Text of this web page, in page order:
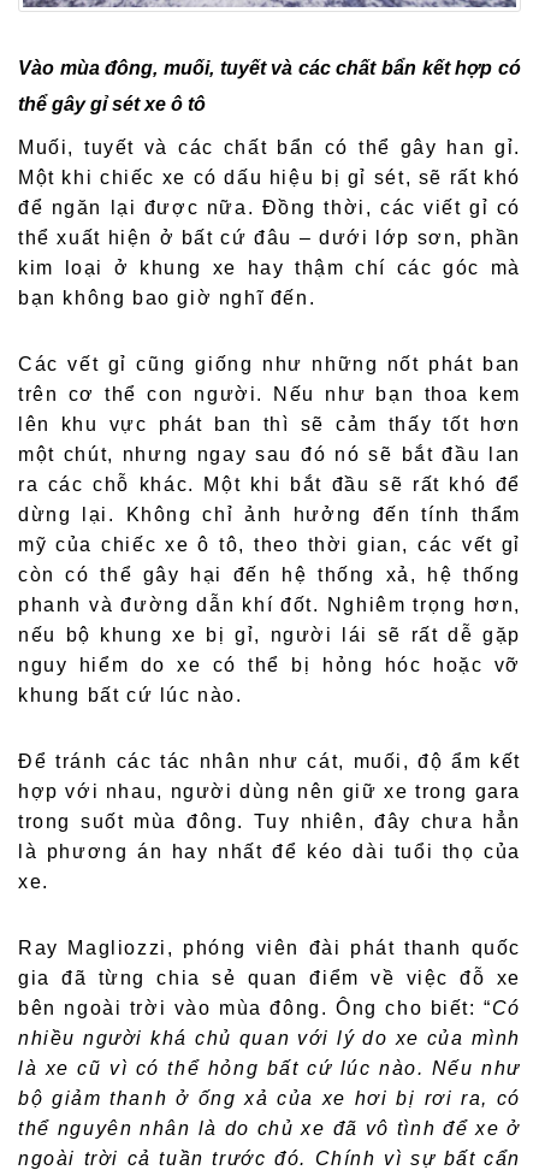
Vào mùa đông, muối, tuyết và các chất bẩn kết hợp có
thể gây gỉ sét xe ô tô
Muối, tuyết và các chất bẩn có thể gây han gỉ.
Một khi chiếc xe có dấu hiệu bị gỉ sét, sẽ rất khó
để ngăn lại được nữa. Đồng thời, các viết gỉ có
thể xuất hiện ở bất cứ đâu – dưới lớp sơn, phần
kim loại ở khung xe hay thậm chí các góc mà
bạn không bao giờ nghĩ đến.
Các vết gỉ cũng giống như những nốt phát ban
trên cơ thể con người. Nếu như bạn thoa kem
lên khu vực phát ban thì sẽ cảm thấy tốt hơn
một chút, nhưng ngay sau đó nó sẽ bắt đầu lan
ra các chỗ khác. Một khi bắt đầu sẽ rất khó để
dừng lại. Không chỉ ảnh hưởng đến tính thẩm
mỹ của chiếc xe ô tô, theo thời gian, các vết gỉ
còn có thể gây hại đến hệ thống xả, hệ thống
phanh và đường dẫn khí đốt. Nghiêm trọng hơn,
nếu bộ khung xe bị gỉ, người lái sẽ rất dễ gặp
nguy hiểm do xe có thể bị hỏng hóc hoặc vỡ
khung bất cứ lúc nào.
Để tránh các tác nhân như cát, muối, độ ẩm kết
hợp với nhau, người dùng nên giữ xe trong gara
trong suốt mùa đông. Tuy nhiên, đây chưa hẳn
là phương án hay nhất để kéo dài tuổi thọ của
xe.
Ray Magliozzi, phóng viên đài phát thanh quốc
gia đã từng chia sẻ quan điểm về việc đỗ xe
bên ngoài trời vào mùa đông. Ông cho biết: “Có
nhiều người khá chủ quan với lý do xe của mình
là xe cũ vì có thể hỏng bất cứ lúc nào. Nếu như
bộ giảm thanh ở ống xả của xe hơi bị rơi ra, có
thể nguyên nhân là do chủ xe đã vô tình để xe ở
ngoài trời cả tuần trước đó. Chính vì sự bất cẩn